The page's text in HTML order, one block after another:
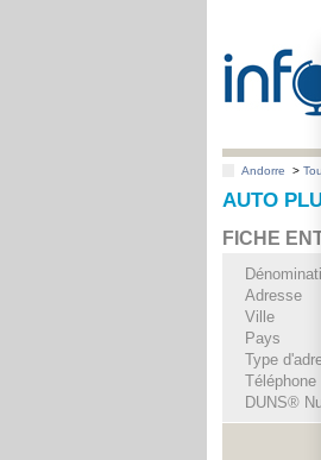
Andorre >
AUTO
FICHE
Adresse
Ville
Pays
Type
Téléphone
DUNS®